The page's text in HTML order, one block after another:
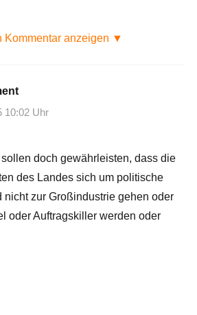
Kommentar anzeigen ▼
10:02 Uhr
doch gewährleisten, dass die
des Landes sich um politische
nicht zur Großindustrie gehen oder
oder Auftragskiller werden oder